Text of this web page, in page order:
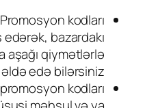
kodları
edərək, bazardakı
aşağı qiymətlərlə
edə bilərsiniz.
kodları